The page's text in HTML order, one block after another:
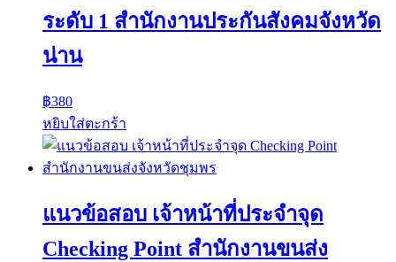
ระดับ 1 สำนักงานประกันสังคมจังหวัด
น่าน
฿380
หยิบใส่ตะกร้า
แนวข้อสอบ เจ้าหน้าที่ประจำจุด
Checking Point สำนักงานขนส่ง